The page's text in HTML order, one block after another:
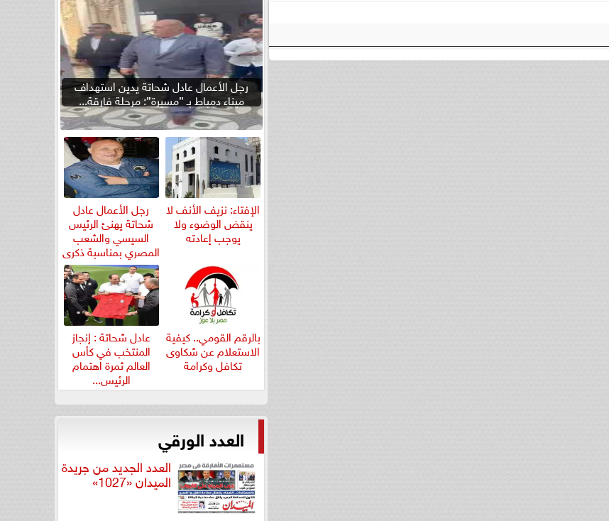
رجل الأعمال عادل شحاتة يدين استهداف
ميناء دمياط بـ ”مسيرة”: مرحلة فارقة...
الإفتاء: نزيف الأنف لا
ينقض الوضوء ولا
يوجب إعادته
رجل الأعمال عادل
شحاتة يهنئ الرئيس
السيسي والشعب
المصري بمناسبة ذكرى
ثورة...
بالرقم القومي.. كيفية
الاستعلام عن شكاوى
تكافل وكرامة
عادل شحاتة : إنجاز
المنتخب في كأس
العالم ثمرة اهتمام
الرئيس...
العدد الورقي
العدد الجديد من جريدة
الميدان «1027»